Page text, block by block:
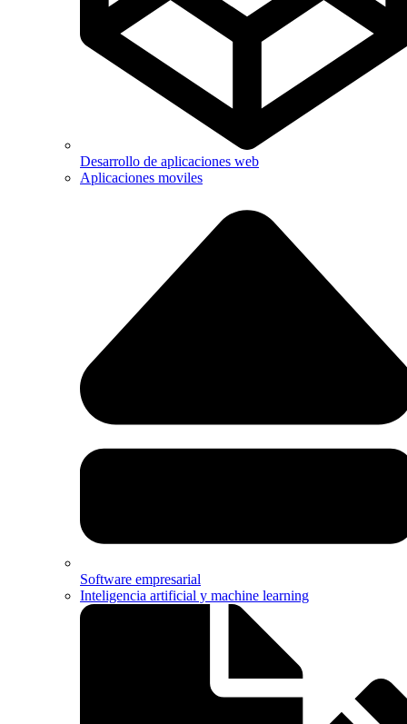
Desarrollo de aplicaciones web
Aplicaciones moviles
Software empresarial
Inteligencia artificial y machine learning